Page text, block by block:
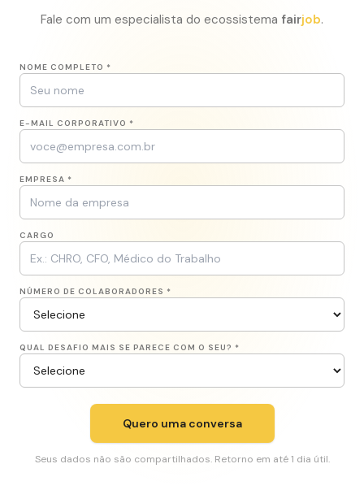
Fale com um especialista do ecossistema fairjob.
NOME COMPLETO *
E-MAIL CORPORATIVO *
EMPRESA *
CARGO
NÚMERO DE COLABORADORES *
QUAL DESAFIO MAIS SE PARECE COM O SEU? *
Quero uma conversa
Seus dados não são compartilhados. Retorno em até 1 dia útil.